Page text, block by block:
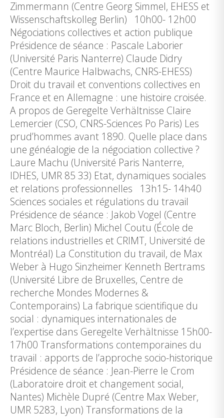
Zimmermann (Centre Georg Simmel, EHESS et
Wissenschaftskolleg Berlin) 10h00- 12h00
Négociations collectives et action publique
Présidence de séance : Pascale Laborier
(Université Paris Nanterre) Claude Didry
(Centre Maurice Halbwachs, CNRS-EHESS)
Droit du travail et conventions collectives en
France et en Allemagne : une histoire croisée.
A propos de Geregelte Verhältnisse Claire
Lemercier (CSO, CNRS-Sciences Po Paris) Les
prud’hommes avant 1890. Quelle place dans
une généalogie de la négociation collective ?
Laure Machu (Université Paris Nanterre,
IDHES, UMR 85 33) Etat, dynamiques sociales
et relations professionnelles 13h15- 14h40
Sciences sociales et régulations du travail
Présidence de séance : Jakob Vogel (Centre
Marc Bloch, Berlin) Michel Coutu (École de
relations industrielles et CRIMT, Université de
Montréal) La Constitution du travail, de Max
Weber à Hugo Sinzheimer Kenneth Bertrams
(Université Libre de Bruxelles, Centre de
recherche Mondes Modernes &
Contemporains) La fabrique scientifique du
social : dynamiques internationales de
l’expertise dans Geregelte Verhältnisse 15h00-
17h00 Transformations contemporaines du
travail : apports de l’approche socio-historique
Présidence de séance : Jean-Pierre le Crom
(Laboratoire droit et changement social,
Nantes) Michèle Dupré (Centre Max Weber,
UMR 5283, Lyon) Transformations de la